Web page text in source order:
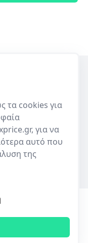
επισκευών
τα cookies για
για να
αυτό που
της